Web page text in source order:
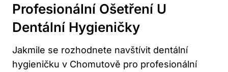
Profesionální Ošetření U
Dentální Hygieničky
Jakmile se rozhodnete navštívit dentální
hygieničku v Chomutově pro profesionální